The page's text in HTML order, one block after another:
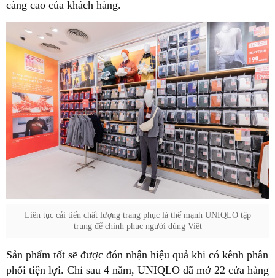
càng cao của khách hàng.
Liên tục cải tiến chất lượng trang phục là thế mạnh UNIQLO tập
trung để chinh phục người dùng Việt
Sản phẩm tốt sẽ được đón nhận hiệu quả khi có kênh phân
phối tiện lợi. Chỉ sau 4 năm, UNIQLO đã mở 22 cửa hàng